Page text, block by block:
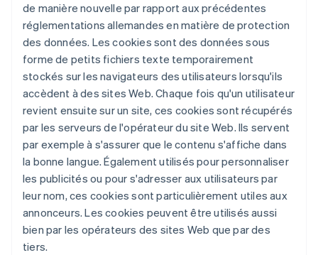
de manière nouvelle par rapport aux précédentes
réglementations allemandes en matière de protection
des données. Les cookies sont des données sous
forme de petits fichiers texte temporairement
stockés sur les navigateurs des utilisateurs lorsqu'ils
accèdent à des sites Web. Chaque fois qu'un utilisateur
revient ensuite sur un site, ces cookies sont récupérés
par les serveurs de l'opérateur du site Web. Ils servent
par exemple à s'assurer que le contenu s'affiche dans
la bonne langue. Également utilisés pour personnaliser
les publicités ou pour s'adresser aux utilisateurs par
leur nom, ces cookies sont particulièrement utiles aux
annonceurs. Les cookies peuvent être utilisés aussi
bien par les opérateurs des sites Web que par des
tiers.